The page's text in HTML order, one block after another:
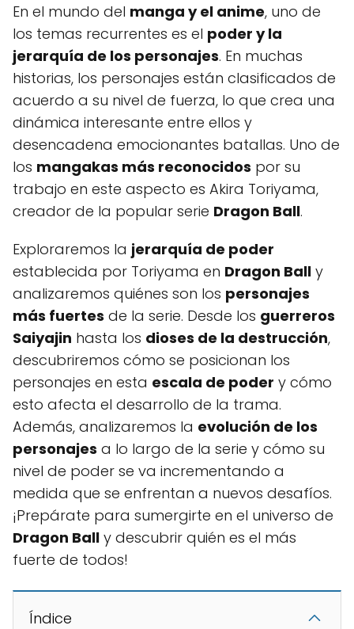
En el mundo del manga y el anime, uno de
los temas recurrentes es el poder y la
jerarquía de los personajes. En muchas
historias, los personajes están clasificados de
acuerdo a su nivel de fuerza, lo que crea una
dinámica interesante entre ellos y
desencadena emocionantes batallas. Uno de
los mangakas más reconocidos por su
trabajo en este aspecto es Akira Toriyama,
creador de la popular serie Dragon Ball.
Exploraremos la jerarquía de poder
establecida por Toriyama en Dragon Ball y
analizaremos quiénes son los personajes
más fuertes de la serie. Desde los guerreros
Saiyajin hasta los dioses de la destrucción,
descubriremos cómo se posicionan los
personajes en esta escala de poder y cómo
esto afecta el desarrollo de la trama.
Además, analizaremos la evolución de los
personajes a lo largo de la serie y cómo su
nivel de poder se va incrementando a
medida que se enfrentan a nuevos desafíos.
¡Prepárate para sumergirte en el universo de
Dragon Ball y descubrir quién es el más
fuerte de todos!
Índice